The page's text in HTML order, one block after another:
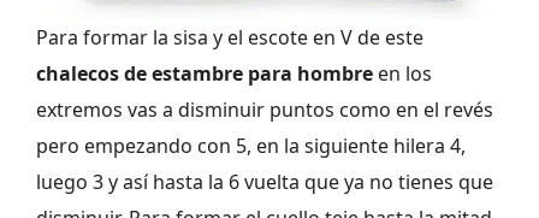
Para formar la sisa y el escote en V de este
chalecos de estambre para hombre en los
extremos vas a disminuir puntos como en el revés
pero empezando con 5, en la siguiente hilera 4,
luego 3 y así hasta la 6 vuelta que ya no tienes que